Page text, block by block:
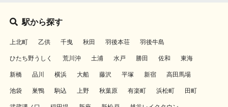
駅から探す
上北町 乙供 千曳 秋田 羽後本荘 羽後牛島
ひたち野うしく 荒川沖 土浦 水戸 勝田 佐和 東海
新橋 品川 横浜 大船 藤沢 平塚 新宿 高田馬場
池袋 巣鴨 駒込 上野 秋葉原 有楽町 浜松町 田町